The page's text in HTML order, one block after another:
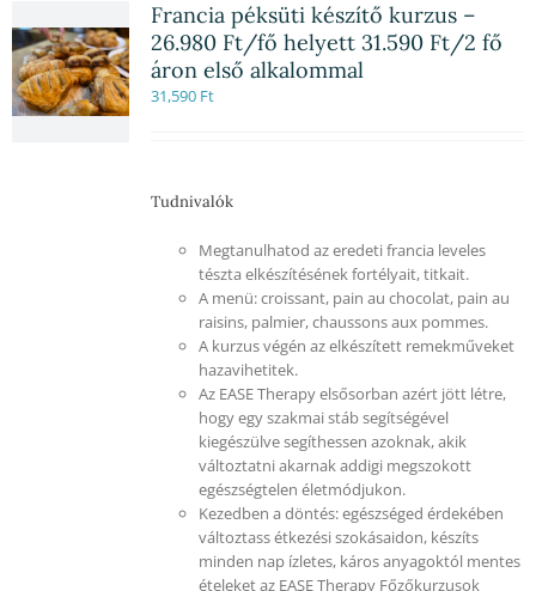
Francia péksüti készítő kurzus –
26.980 Ft/fő helyett 31.590 Ft/2 fő
áron első alkalommal
31,590 Ft
Tudnivalók
Megtanulhatod az eredeti francia leveles
tészta elkészítésének fortélyait, titkait.
A menü: croissant, pain au chocolat, pain au
raisins, palmier, chaussons aux pommes.
A kurzus végén az elkészített remekműveket
hazavihetitek.
Az EASE Therapy elsősorban azért jött létre,
hogy egy szakmai stáb segítségével
kiegészülve segíthessen azoknak, akik
változtatni akarnak addigi megszokott
egészségtelen életmódjukon.
Kezedben a döntés: egészséged érdekében
változtass étkezési szokásaidon, készíts
minden nap ízletes, káros anyagoktól mentes
ételeket az EASE Therapy Főzőkurzusok